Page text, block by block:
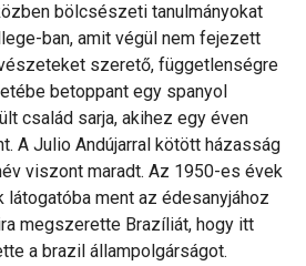
bölcsészeti tanulmányokat
ban, amit végül nem fejezett
szerető, függetlenségre
betoppant egy spanyol
család sarja, akihez egy éven
A Julio Andújarral kötött házasság
viszont maradt. Az 1950-es évek
ment az édesanyjához
megszerette Brazíliát, hogy itt
a brazil állampolgárságot.